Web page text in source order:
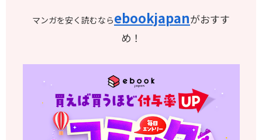
マンガを安く読むならebookjapanがおすす
め！